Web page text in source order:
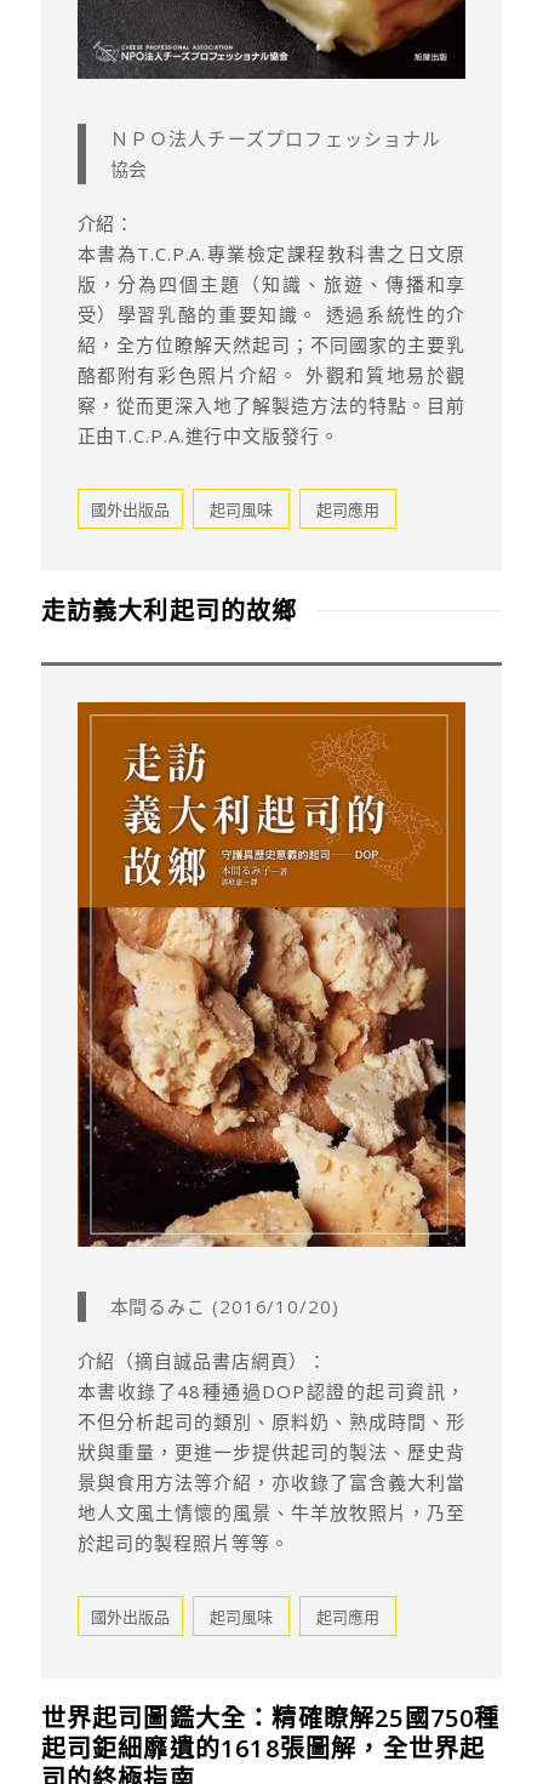
ＮＰＯ法人チーズプロフェッショナル
協会
介紹：
本書為T.C.P.A.專業檢定課程教科書之日文原
版，分為四個主題（知識、旅遊、傳播和享
受）學習乳酪的重要知識。 透過系統性的介
紹，全方位瞭解天然起司；不同國家的主要乳
酪都附有彩色照片介紹。 外觀和質地易於觀
察，從而更深入地了解製造方法的特點。目前
正由T.C.P.A.進行中文版發行。
國外出版品 起司風味 起司應用
走訪義大利起司的故鄉
本間るみこ (2016/10/20)
介紹（摘自誠品書店網頁）：
本書收錄了48種通過DOP認證的起司資訊，
不但分析起司的類別、原料奶、熟成時間、形
狀與重量，更進一步提供起司的製法、歷史背
景與食用方法等介紹，亦收錄了富含義大利當
地人文風土情懷的風景、牛羊放牧照片，乃至
於起司的製程照片等等。
國外出版品 起司風味 起司應用
世界起司圖鑑大全：精確瞭解25國750種
起司鉅細靡遺的1618張圖解，全世界起